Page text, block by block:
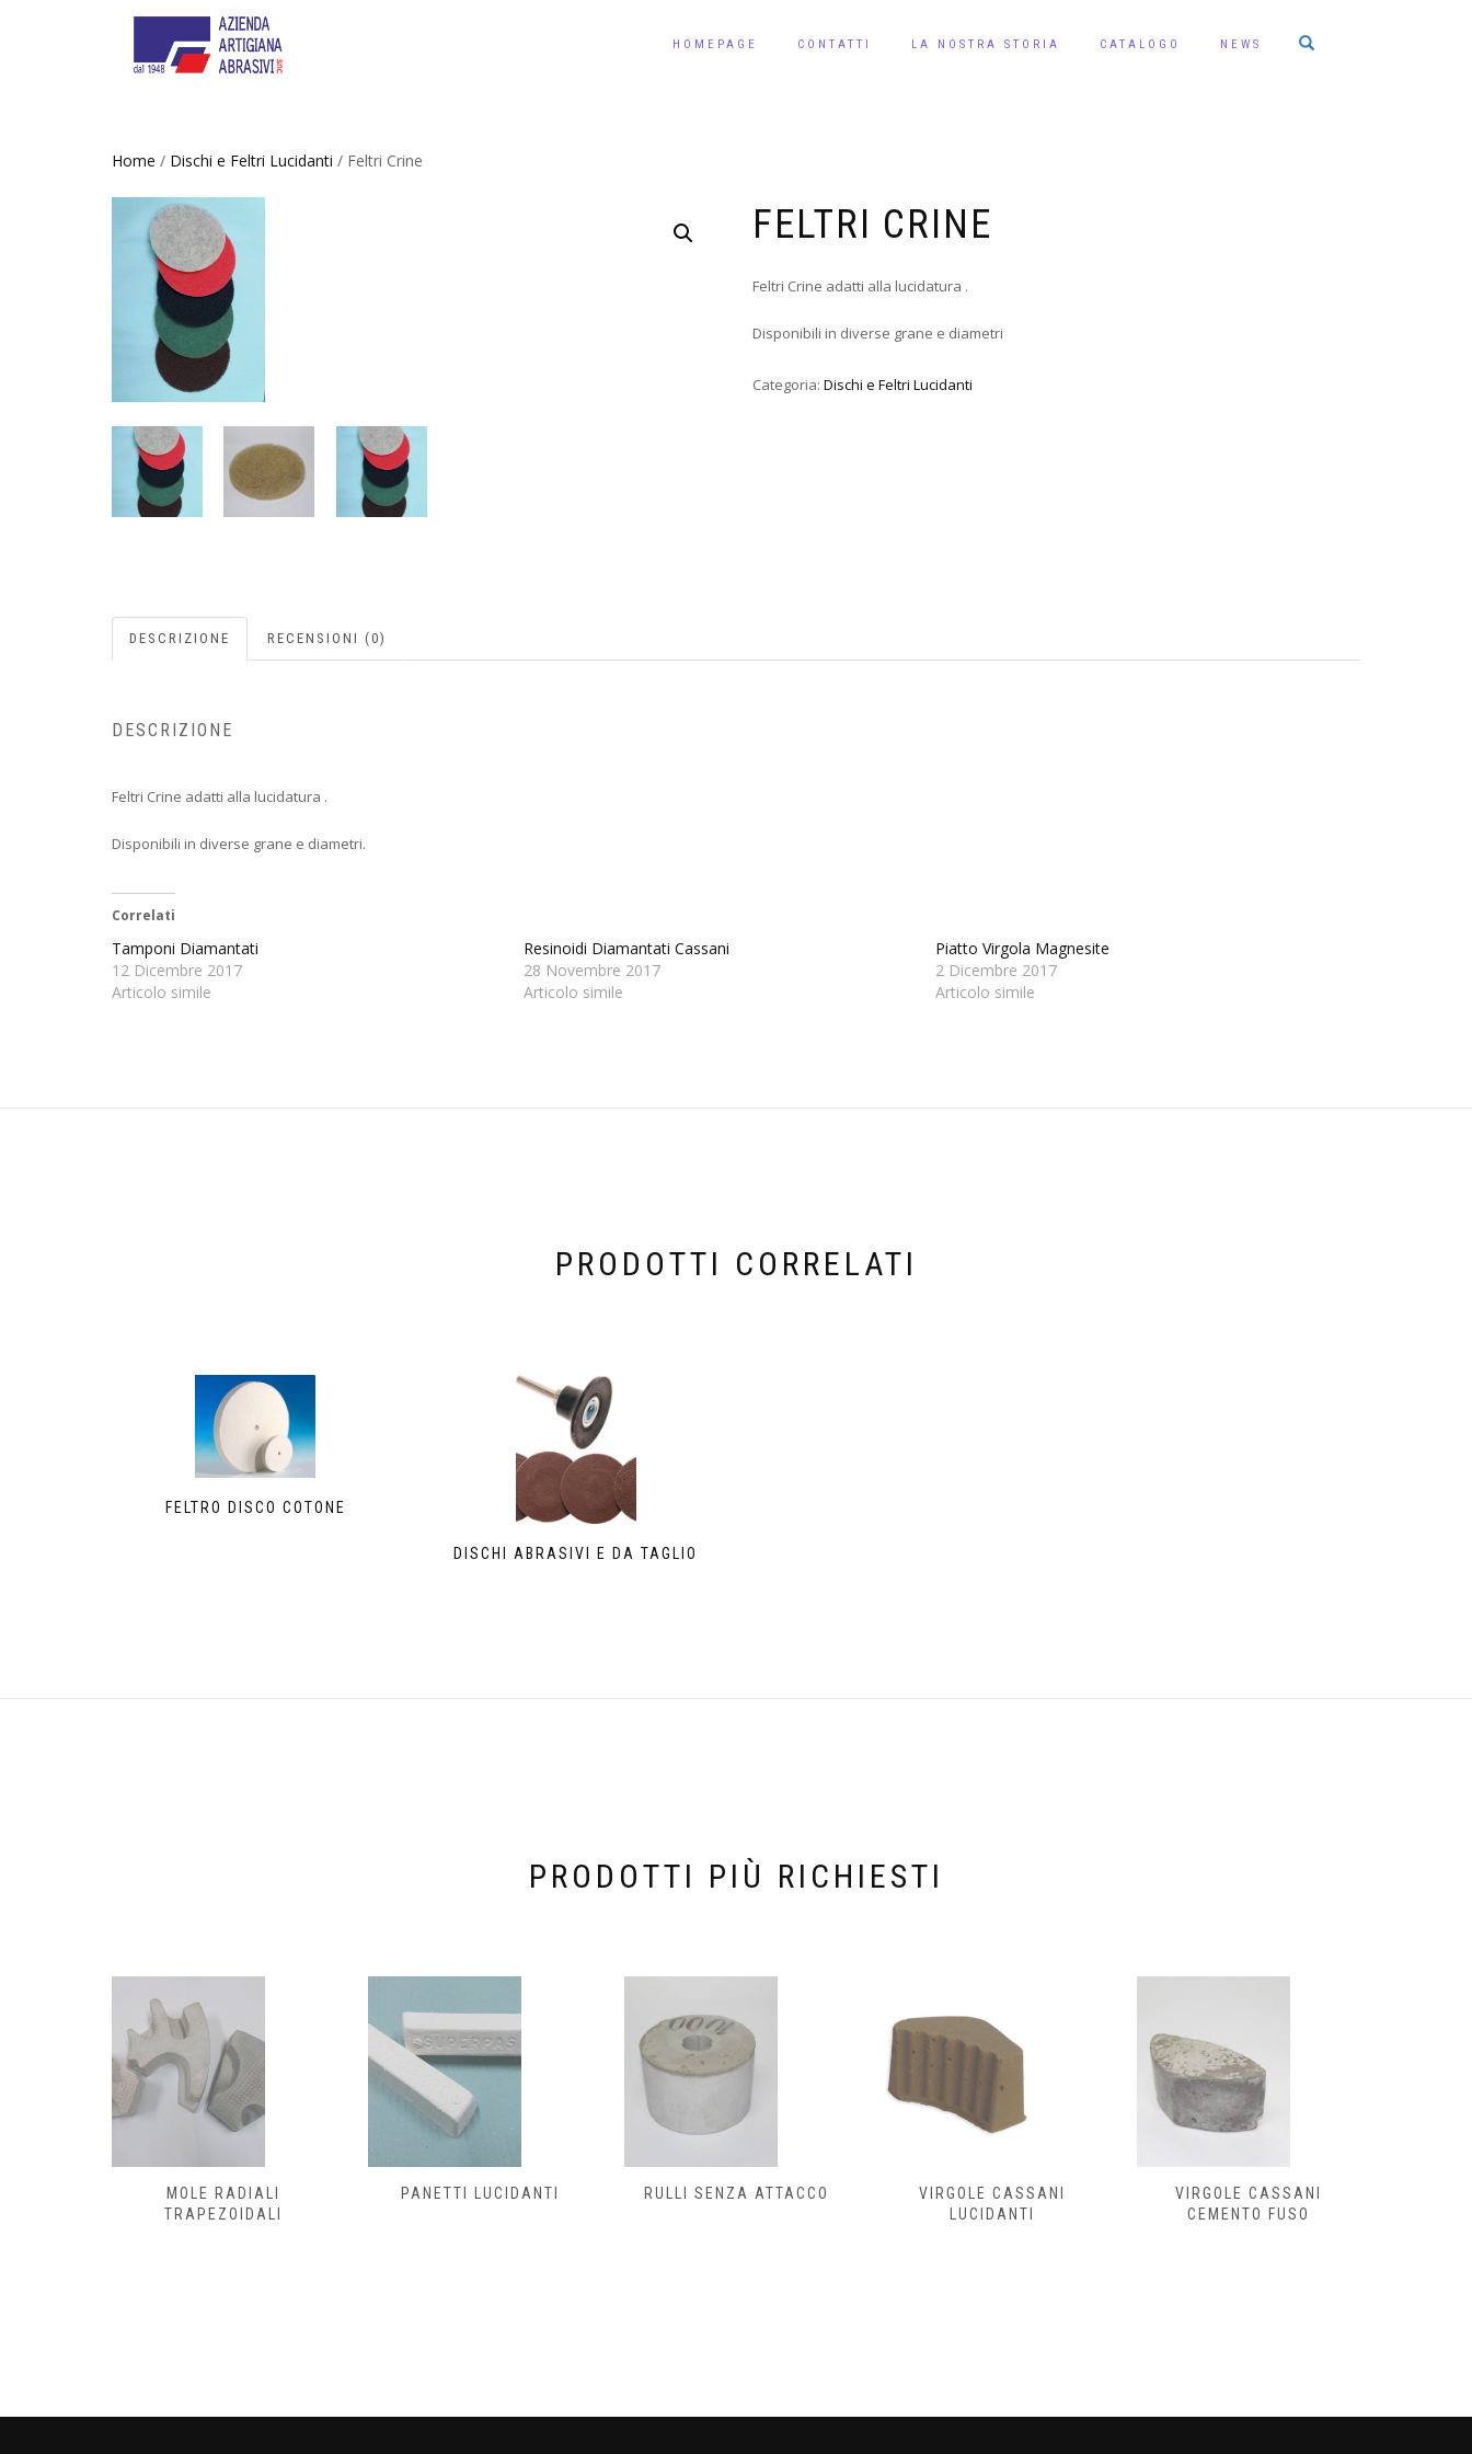
HOMEPAGE CONTATTI LA NOSTRA STORIA CATALOGO NEWS
Home / Dischi e Feltri Lucidanti / Feltri Crine
FELTRI CRINE
Feltri Crine adatti alla lucidatura .
Disponibili in diverse grane e diametri
Categoria: Dischi e Feltri Lucidanti
DESCRIZIONE RECENSIONI (0)
DESCRIZIONE
Feltri Crine adatti alla lucidatura .
Disponibili in diverse grane e diametri.
Correlati
Tamponi Diamantati
12 Dicembre 2017
Articolo simile
Resinoidi Diamantati Cassani
28 Novembre 2017
Articolo simile
Piatto Virgola Magnesite
2 Dicembre 2017
Articolo simile
PRODOTTI CORRELATI
FELTRO DISCO COTONE
DISCHI ABRASIVI E DA TAGLIO
PRODOTTI PIÙ RICHIESTI
MOLE RADIALI
TRAPEZOIDALI
PANETTI LUCIDANTI RULLI SENZA ATTACCO
VIRGOLE CASSANI
LUCIDANTI
VIRGOLE CASSANI
CEMENTO FUSO